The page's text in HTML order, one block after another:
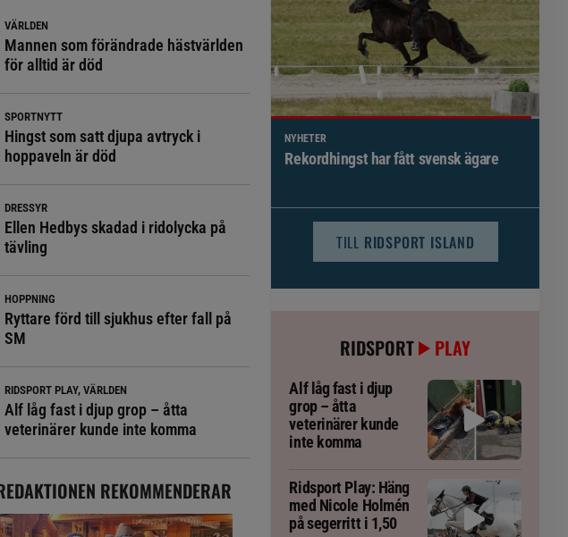
VÄRLDEN
Mannen som förändrade hästvärlden
för alltid är död
SPORTNYTT
Hingst som satt djupa avtryck i
hoppaveln är död
DRESSYR
Ellen Hedbys skadad i ridolycka på
tävling
HOPPNING
Ryttare förd till sjukhus efter fall på
SM
RIDSPORT PLAY, VÄRLDEN
Alf låg fast i djup grop – åtta
veterinärer kunde inte komma
REKOMMENDERAR
NYHETER
Brett politiskt stöd för förändringar i
TILL RIDSPORT ISLAND
RIDSPORT PLAY
Alf låg fast i djup
grop – åtta
veterinärer kunde
inte komma
Ridsport Play: Häng
med Nicole Holmén
på segerritt i 1,50